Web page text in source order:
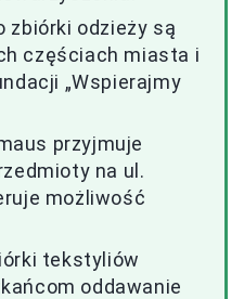
zbiórki odzieży są
częściach miasta i
„Wspierajmy
przyjmuje
na ul.
możliwość
tekstyliów
oddawanie